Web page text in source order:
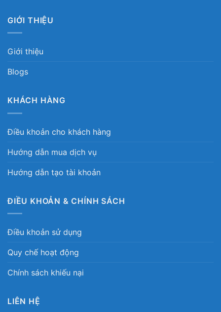
GIỚI THIỆU
Giới thiệu
Blogs
KHÁCH HÀNG
Điều khoản cho khách hàng
Hướng dẫn mua dịch vụ
Hướng dẫn tạo tài khoản
ĐIỀU KHOẢN & CHÍNH SÁCH
Điều khoản sử dụng
Quy chế hoạt động
Chính sách khiếu nại
LIÊN HỆ